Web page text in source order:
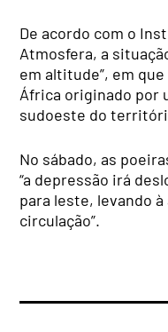
De acordo com o
Atmosfera, a
em altitude”, em
África originado por
sudoeste do
No sábado, as
“a depressão irá
para leste, levando
circulação”.